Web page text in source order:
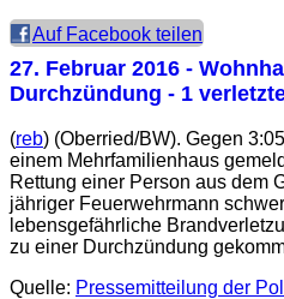
Auf Facebook teilen
27. Februar 2016 -
Durchzündung - 1
(reb) (Oberried/BW). Gegen
einem Mehrfamilienhaus
Rettung einer Person aus dem
jähriger Feuerwehrmann
lebensgefährliche
zu einer Durchzündung
Quelle: Pressemitteilung der